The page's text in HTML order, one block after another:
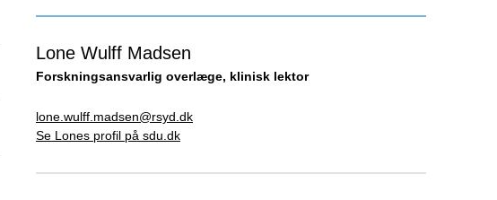
Lone Wulff Madsen
Forskningsansvarlig overlæge, klinisk lektor
lone.wulff.madsen@rsyd.dk
Se Lones profil på sdu.dk